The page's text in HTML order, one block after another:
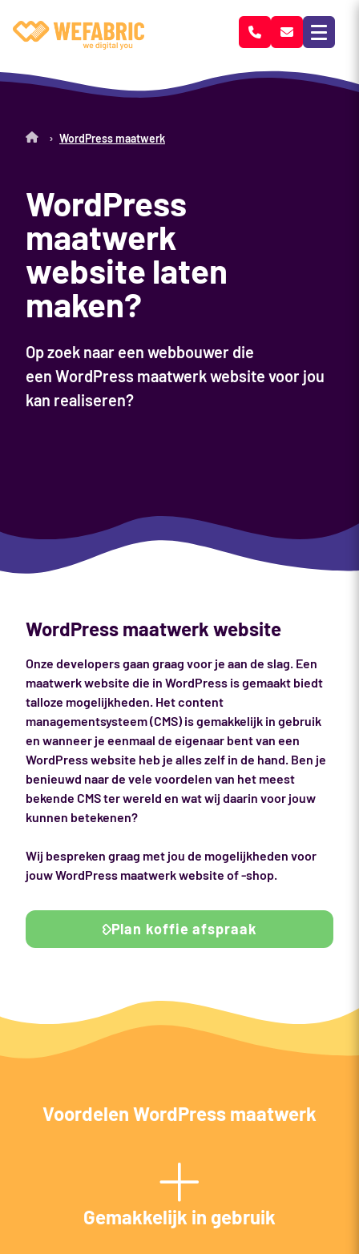
WordPress
maatwerk
website laten
maken?
Op zoek naar een webbouwer die
een WordPress maatwerk website voor jou
kan realiseren?
› WordPress maatwerk
WordPress maatwerk website
Onze developers gaan graag voor je aan de slag. Een
maatwerk website die in WordPress is gemaakt biedt
talloze mogelijkheden. Het content
managementsysteem (CMS) is gemakkelijk in gebruik
en wanneer je eenmaal de eigenaar bent van een
WordPress website heb je alles zelf in de hand. Ben je
benieuwd naar de vele voordelen van het meest
bekende CMS ter wereld en wat wij daarin voor jouw
kunnen betekenen?
Wij bespreken graag met jou de mogelijkheden voor
jouw WordPress maatwerk website of -shop.
Plan koffie afspraak
Voordelen WordPress maatwerk
Gemakkelijk in gebruik